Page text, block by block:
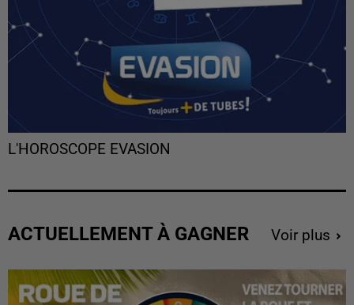
L'HOROSCOPE EVASION
ACTUELLEMENT À GAGNER Voir plus